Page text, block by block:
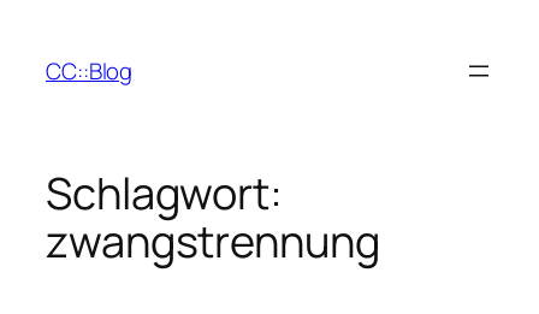
springen
CC::Blog
Schlagwort:
zwangstrennung